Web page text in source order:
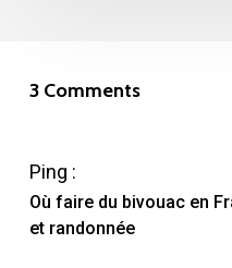
3 Comments
Ping :
Où faire du bivouac en
et randonnée